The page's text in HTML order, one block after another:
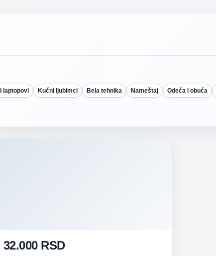
laptopovi Kućni ljubimci Bela tehnika Nameštaj Odeća i obuća
32.000 RSD